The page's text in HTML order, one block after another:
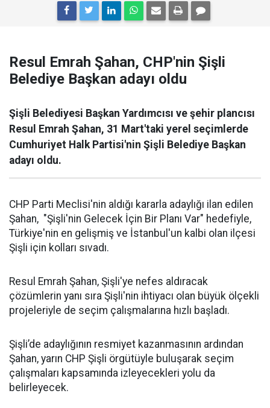
Resul Emrah Şahan, CHP'nin Şişli
Belediye Başkan adayı oldu
Şişli Belediyesi Başkan Yardımcısı ve şehir plancısı
Resul Emrah Şahan, 31 Mart'taki yerel seçimlerde
Cumhuriyet Halk Partisi'nin Şişli Belediye Başkan
adayı oldu.
CHP Parti Meclisi'nin aldığı kararla adaylığı ilan edilen
Şahan, "Şişli'nin Gelecek İçin Bir Planı Var" hedefiyle,
Türkiye'nin en gelişmiş ve İstanbul'un kalbi olan ilçesi
Şişli için kolları sıvadı.
Resul Emrah Şahan, Şişli'ye nefes aldıracak
çözümlerin yanı sıra Şişli'nin ihtiyacı olan büyük ölçekli
projeleriyle de seçim çalışmalarına hızlı başladı.
Şişli’de adaylığının resmiyet kazanmasının ardından
Şahan, yarın CHP Şişli örgütüyle buluşarak seçim
çalışmaları kapsamında izleyecekleri yolu da
belirleyecek.